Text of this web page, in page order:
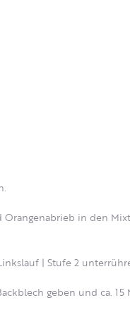
in den
| Stufe 2
geben und ca.